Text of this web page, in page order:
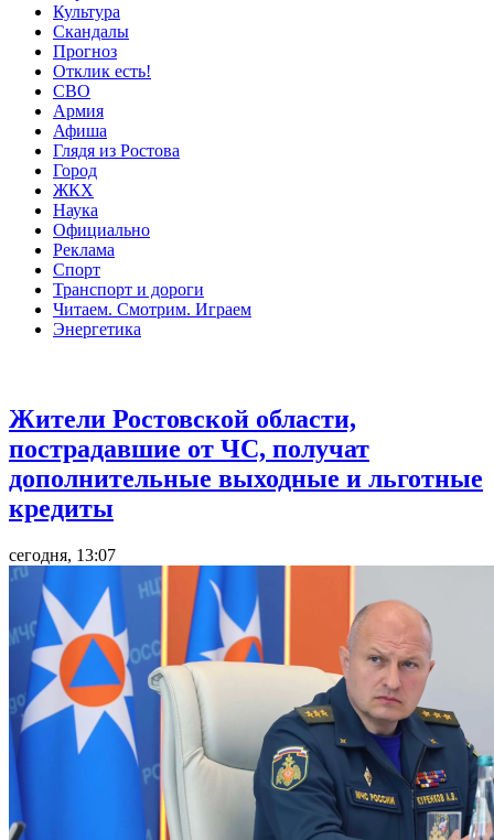
Культура
Скандалы
Прогноз
Отклик есть!
СВО
Армия
Афиша
Глядя из Ростова
Город
ЖКХ
Наука
Официально
Реклама
Спорт
Транспорт и дороги
Читаем. Смотрим. Играем
Энергетика
Жители Ростовской области,
пострадавшие от ЧС, получат
дополнительные выходные и льготные
кредиты
сегодня, 13:07